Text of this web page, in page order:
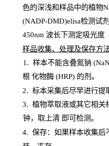
色的深浅和样品中的植物
(NADP-DMD)elisa检测试
450nm 波长下测定吸光度
样品收集、处理及保存方
1 . 样本不能含叠氮钠(
根 化物酶(HRP) 的剂。
2. 标本采集后尽早进行提
3. 植物萃取液或其它相关
钟，取上清 即可检测。
4. 保存：如果样本收集后